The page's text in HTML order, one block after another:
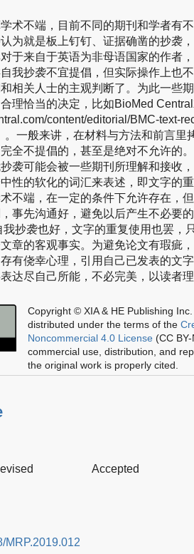
术不端，目前不同的期刊和学者有
为就是板上钉钉、证据确凿的抄袭
于来自于英语为非母语国家的作者
我抄袭不宜提倡，但实际操作上也
相关人士的主观判断了。为此一些
理恰当的决定，比如BioMed
content/editorial/BMC-text-
一般来讲，在材料与方法和前言里
全不提倡的，甚至是绝对不允许的
袭可能会被一些期刊所理解和接收
性的软化的词汇来表述，即文字的
不端，在一定的条件下允许存在，
事先沟通好，避免以后产生不必要
抄袭也好，文字的重复使用也罢，
章的客观事实。为避免论文有瑕疵
有侥幸心理，引用自己已发表的文
达尽自己所能，不必完美，以读者
Copyright © XIA & HE Publishing Inc.
distributed under the terms of the
Noncommercial 4.0 License (CC
commercial use, distribution, and
the original work is properly cited.
Accepted
MRP.2019.012